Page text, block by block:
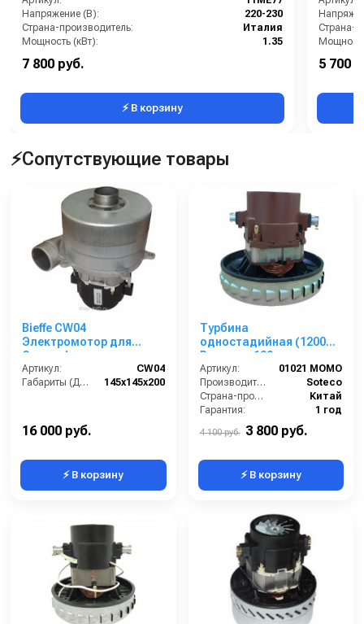
Напряжение (В):
220-230
Страна-производитель:
Италия
Мощность (кВт):
1.35
Габариты (ДхШхВ):
7 800 руб.
⚡ В корзину
Страна-
5 700
⚡Сопутствующие товары
Bieffe CW04
Электромотор для
Carwash
Артикул:
CW04
Габариты (ДхШхВ):
145х145х200
16 000 руб.
⚡ В корзину
Турбина
одностадийная (1200W)
Высота - 128 мм,
Диаметр вентилятора -
130 мм
Артикул:
01021 MOMO
Производитель:
Soteco
Страна-производитель:
Китай
Гарантия:
1 год
4 100 руб. 3 800 руб.
⚡ В корзину